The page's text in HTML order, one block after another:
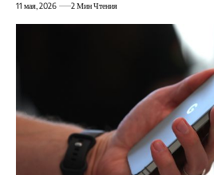
11 мая, 2026 2 Мин Чтения